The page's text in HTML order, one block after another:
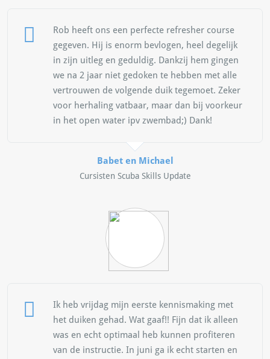
Rob heeft ons een perfecte refresher course
gegeven. Hij is enorm bevlogen, heel degelijk
in zijn uitleg en geduldig. Dankzij hem gingen
we na 2 jaar niet gedoken te hebben met alle
vertrouwen de volgende duik tegemoet. Zeker
voor herhaling vatbaar, maar dan bij voorkeur
in het open water ipv zwembad;) Dank!
Babet en Michael
Cursisten Scuba Skills Update
Ik heb vrijdag mijn eerste kennismaking met
het duiken gehad. Wat gaaf!! Fijn dat ik alleen
was en echt optimaal heb kunnen profiteren
van de instructie. In juni ga ik echt starten en